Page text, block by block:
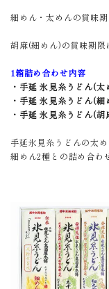
細めん・太めんの賞味
胡麻(細めん)の賞味期限
1箱詰め合わせ内容
・手延 氷見糸うどん(太
・手延 氷見糸うどん(細
・手延 氷見糸うどん(
手延氷見糸うどんの太
細めん2種との詰め合わ